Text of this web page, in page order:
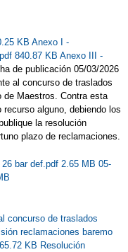
KB Anexo I -
840.87 KB Anexo III -
de publicación 05/03/2026
al concurso de traslados
de Maestros. Contra esta
alguno, debiendo los
la resolución
plazo de reclamaciones.
bar def.pdf 2.65 MB 05-
concurso de traslados
reclamaciones baremo
KB Resolución